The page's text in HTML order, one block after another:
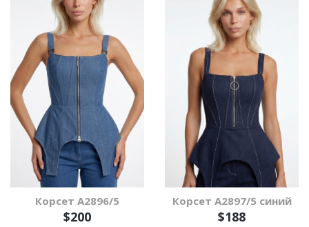
Корсет А2896/5
$200
Корсет А2897/5 синий
$188